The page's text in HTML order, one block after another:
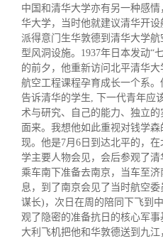
中国和清华大学亦有另一种感
华大学，当时他就建议清华开
派得意门生华敦德到清华大学
型风洞设施。1937年日本发动“
的前夕，他重新访问北平清华
航空工程课程孕育成长一个系
告诉清华的学生, 下一代青年应
术与研究、自己的能力、独立的
面来。我想他如此重视对钱学
现。他是7月6日到达北平的，在
学主要人物会见，会后参观了
乘车南下准备去南京，当车至
息，到了南京会见了当时航空
谋长)，次日在周的陪同下飞到
观了隐密的准备抗日的核心军
大利飞机把他和华敦德送到九